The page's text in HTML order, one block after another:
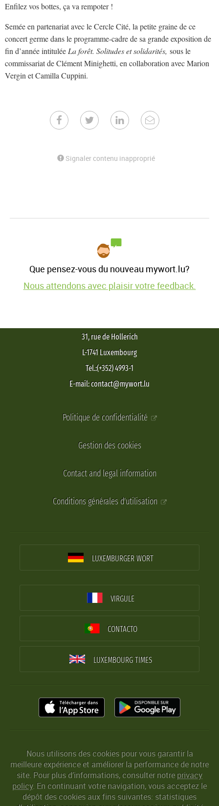
Enfilez vos bottes, ça va rempoter !
Semée en partenariat avec le Cercle Cité, la petite graine de ce
concert germe dans le programme-cadre de sa grande exposition de
fin d’année intitulée La forêt. Solitudes et solidarités, sous le
commissariat de Clément Minighetti, en collaboration avec Marion
Vergin et Camilla Cuppini.
Signaler contenu inapproprié
Que pensez-vous du nouveau mywort.lu?
Nous attendons avec plaisir votre feedback.
31, rue de Hollerich
L-1741 Luxembourg
Tel.:(+352) 4993-1
E-mail: contact@mywort.lu
Politique de confidentialité
Gestion des cookies
Contact and legal information
Conditions générales d'utilisation
LUXEMBURGER WORT
VIRGULE
CONTACTO
LUXEMBOURG TIMES
Nous utilisons des cookies pour vous garantir la
meilleure expérience et améliorer la performance de notre
site. Pour plus d’informations, consulter notreprivacy
policy. En continuant votre navigation, vous acceptez le
dépôt des cookies aux fins suivantes: statistiques